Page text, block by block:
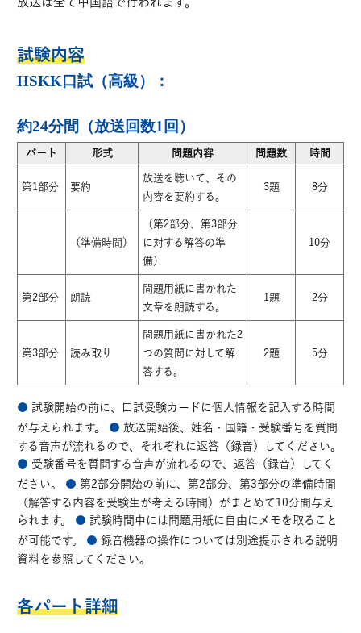
試験内容
HSKK口試（高級）：
約24分間（放送回数1回）
パート 形式 問題内容 問題数 時間
第1部分 要約
放送を聴いて、その
内容を要約する。
3題 8分
（準備時間）
（第2部分、第3部分
に対する解答の準
備）
10分
第2部分 朗読
問題用紙に書かれた
文章を朗読する。
1題 2分
第3部分 読み取り
問題用紙に書かれた2
つの質問に対して解
答する。
2題 5分
● 試験開始の前に、口試受験カードに個人情報を記入する時間
が与えられます。 ● 放送開始後、姓名・国籍・受験番号を質問
する音声が流れるので、それぞれに返答（録音）してください。
● 受験番号を質問する音声が流れるので、返答（録音）してく
ださい。 ● 第2部分開始の前に、第2部分、第3部分の準備時間
（解答する内容を受験生が考える時間）がまとめて10分間与え
られます。 ● 試験時間中には問題用紙に自由にメモを取ること
が可能です。 ● 録音機器の操作については別途提示される説明
資料を参照してください。
各パート詳細